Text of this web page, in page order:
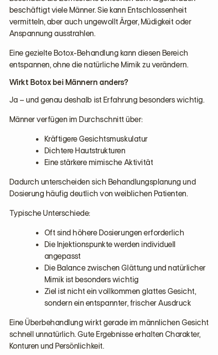
beschäftigt viele Männer. Sie kann Entschlossenheit
vermitteln, aber auch ungewollt Ärger, Müdigkeit oder
Anspannung ausstrahlen.
Eine gezielte Botox-Behandlung kann diesen Bereich
entspannen, ohne die natürliche Mimik zu verändern.
Wirkt Botox bei Männern anders?
Ja – und genau deshalb ist Erfahrung besonders wichtig.
Männer verfügen im Durchschnitt über:
Kräftigere Gesichtsmuskulatur
Dichtere Hautstrukturen
Eine stärkere mimische Aktivität
Dadurch unterscheiden sich Behandlungsplanung und
Dosierung häufig deutlich von weiblichen Patienten.
Typische Unterschiede:
Oft sind höhere Dosierungen erforderlich
Die Injektionspunkte werden individuell
angepasst
Die Balance zwischen Glättung und natürlicher
Mimik ist besonders wichtig
Ziel ist nicht ein vollkommen glattes Gesicht,
sondern ein entspannter, frischer Ausdruck
Eine Überbehandlung wirkt gerade im männlichen Gesicht
schnell unnatürlich. Gute Ergebnisse erhalten Charakter,
Konturen und Persönlichkeit.